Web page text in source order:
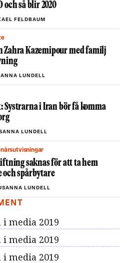
och så blir 2020
FELDBAUM
Zahra Kazemipour med familj
LUNDELL
Systrarna i Iran bör få komma
LUNDELL
saknas för att ta hem
och spårbytare
LUNDELL
media 2019
media 2019
media 2019